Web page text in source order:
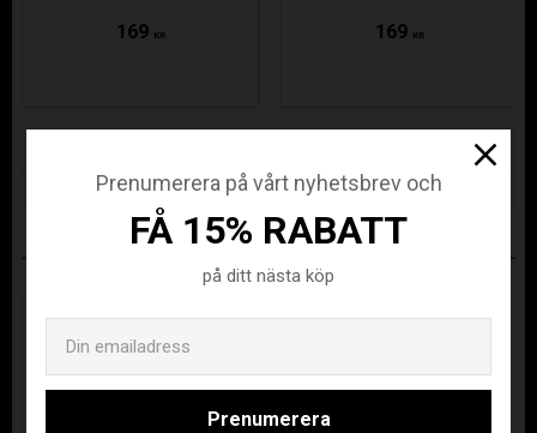
169 KR 169 KR
Beställningsvara
STA-410001-6090-128
Prenumerera på vårt nyhetsbrev och
FÅ 15% RABATT
på ditt nästa köp
Prenumerera